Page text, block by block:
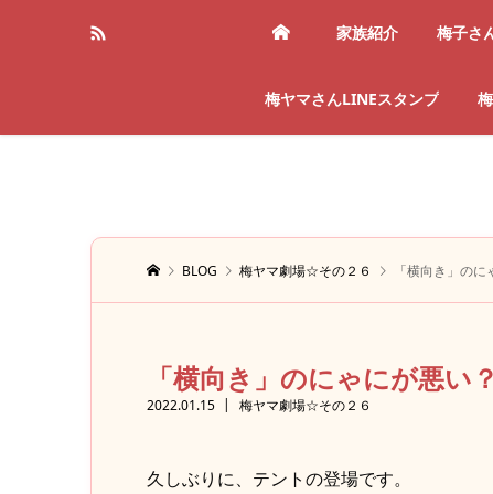
家族紹介 梅子さ
梅ヤマさんLINEスタンプ
BLOG 梅ヤマ劇場☆その２６ 「横向き」のに
「横向き」のにゃにが悪い？
2022.01.15 梅ヤマ劇場☆その２６
久しぶりに、テントの登場です。